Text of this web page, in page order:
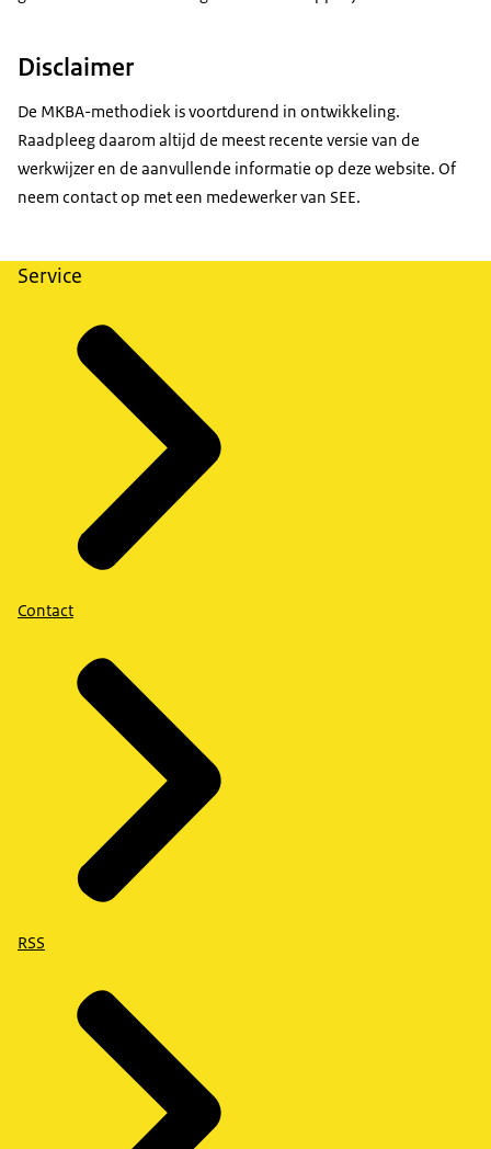
Disclaimer
De MKBA-methodiek is voortdurend in ontwikkeling.
Raadpleeg daarom altijd de meest recente versie van de
werkwijzer en de aanvullende informatie op deze website. Of
neem contact op met een medewerker van SEE.
Service
Contact
RSS